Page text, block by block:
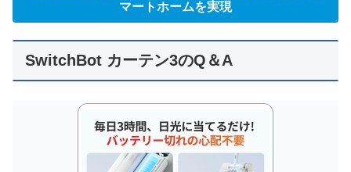
マートホームを実現
SwitchBot カーテン3のQ＆A